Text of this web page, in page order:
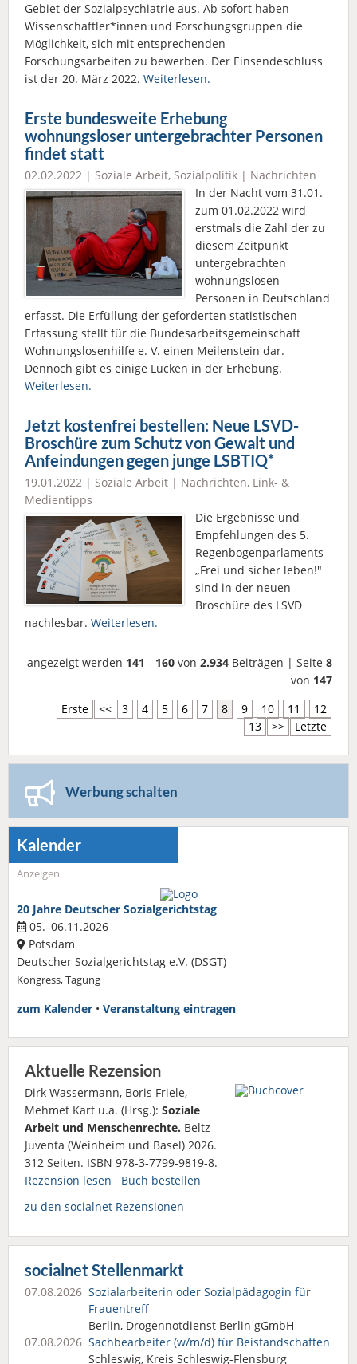
Gebiet der Sozialpsychiatrie aus. Ab sofort haben
Wissenschaftler*innen und Forschungsgruppen die
Möglichkeit, sich mit entsprechenden
Forschungsarbeiten zu bewerben. Der Einsendeschluss
ist der 20. März 2022. Weiterlesen.
Erste bundesweite Erhebung
wohnungsloser untergebrachter Personen
findet statt
02.02.2022 | Soziale Arbeit, Sozialpolitik | Nachrichten
In der Nacht vom 31.01.
zum 01.02.2022 wird
erstmals die Zahl der zu
diesem Zeitpunkt
untergebrachten
wohnungslosen
Personen in Deutschland
erfasst. Die Erfüllung der geforderten statistischen
Erfassung stellt für die Bundesarbeitsgemeinschaft
Wohnungslosenhilfe e. V. einen Meilenstein dar.
Dennoch gibt es einige Lücken in der Erhebung.
Weiterlesen.
Jetzt kostenfrei bestellen: Neue LSVD-
Broschüre zum Schutz von Gewalt und
Anfeindungen gegen junge LSBTIQ*
19.01.2022 | Soziale Arbeit | Nachrichten, Link- &
Medientipps
Die Ergebnisse und
Empfehlungen des 5.
Regenbogenparlaments
„Frei und sicher leben!"
sind in der neuen
Broschüre des LSVD
nachlesbar. Weiterlesen.
angezeigt werden 141 - 160 von 2.934 Beiträgen | Seite 8
von 147
Erste
<< 3 4 5 6 7 8 9 10 11
12
13
>> Letzte
Werbung schalten
Kalender
Anzeigen
20 Jahre Deutscher Sozialgerichtstag
05.–06.11.2026
Potsdam
Deutscher Sozialgerichtstag e.V. (DSGT)
Kongress, Tagung
zum Kalender • Veranstaltung eintragen
Aktuelle Rezension
Dirk Wassermann, Boris Friele,
Mehmet Kart u.a. (Hrsg.): Soziale
Arbeit und Menschenrechte. Beltz
Juventa (Weinheim und Basel) 2026.
312 Seiten. ISBN 978-3-7799-9819-8.
Rezension lesen
Buch bestellen
zu den socialnet Rezensionen
socialnet Stellenmarkt
07.08.2026 Sozialarbeiterin oder Sozialpädagogin für
Frauentreff
Berlin, Drogennotdienst Berlin gGmbH
07.08.2026 Sachbearbeiter (w/m/d) für Beistandschaften
Schleswig, Kreis Schleswig-Flensburg